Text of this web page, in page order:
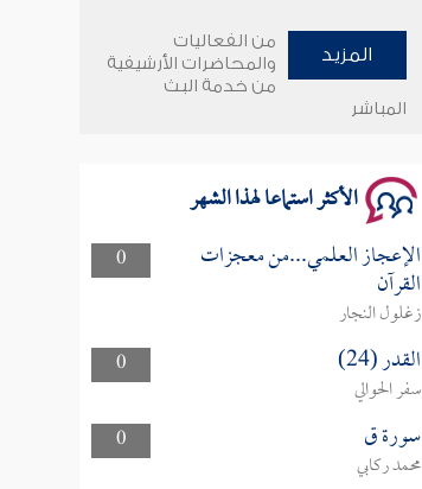
وأمنهم من خوف 9
المزيد
من الفعاليات
والمحاضرات الأرشيفية
من خدمة البث
المباشر
الأكثر استماعا لهذا الشهر
0 الإعجاز العلمي...من معجزات
القرآن
زغلول النجار
0
القدر (24)
سفر الحوالي
0
سورة ق
محمد ركابي